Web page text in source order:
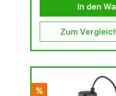
Höhenverstellung...
In den
Zum
%